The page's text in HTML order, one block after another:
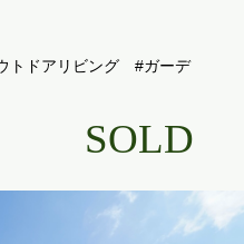
トドアリビング
#ガーデ
SOLD